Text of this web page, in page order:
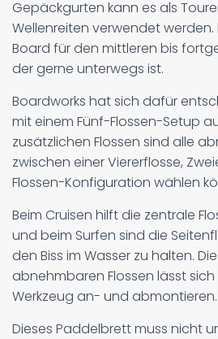
Gepäckgurten kann es als
Wellenreiten verwendet
Board für den mittleren bis
der gerne unterwegs ist.
Boardworks hat sich dafür
mit einem Fünf-Flossen-Setup
zusätzlichen Flossen sind alle
zwischen einer Viererflosse,
Flossen-Konfiguration wählen
Beim Cruisen hilft die zentrale
und beim Surfen sind die
den Biss im Wasser zu halten.
abnehmbaren Flossen lässt
Werkzeug an- und abmontieren.
Dieses Paddelbrett muss nicht